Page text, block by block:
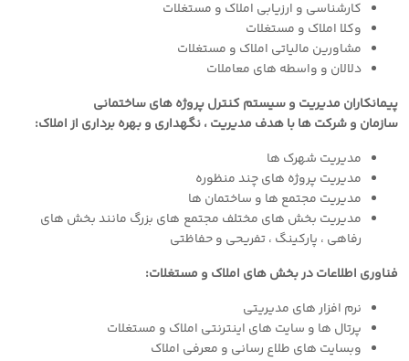
کارشناسی و ارزیابی املاک و مستغلات
وکلا املاک و مستغلات
مشاورین مالیاتی املاک و مستغلات
دلالان و واسطه های معاملات
پیمانکاران مدیریت و سیستم کنترل پروژه های ساختمانی
سازمان و شرکت ها با هدف مدیریت ، نگهداری و بهره برداری از املاک:
مدیریت شهرک ها
مدیریت پروژه های چند منظوره
مدیریت مجتمع ها و ساختمان ها
مدیریت بخش های مختلف مجتمع های بزرگ مانند بخش های
رفاهی ، پارکینگ ، تفریحی و حفاظتی
فناوری اطلاعات در بخش های املاک و مستغلات:
نرم افزار های مدیریتی
پرتال ها و سایت های اینترنتی املاک و مستغلات
وبسایت های طلاع رسانی و معرفی املاک